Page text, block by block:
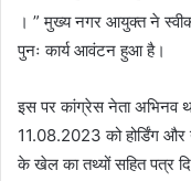
। ” मुख्य नगर आयुक्त ने
पुनः कार्य आवंटन हुआ है।
इस पर कांग्रेस नेता अभिनव
11.08.2023 को होर्डिंग
के खेल का तथ्यों सहित पत्र